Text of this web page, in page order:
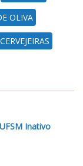
OLIVA
Inativo